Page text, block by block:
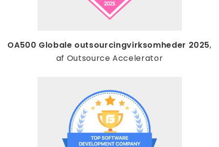
OA500 Globale outsourcingvirksomheder 2025,
af Outsource Accelerator